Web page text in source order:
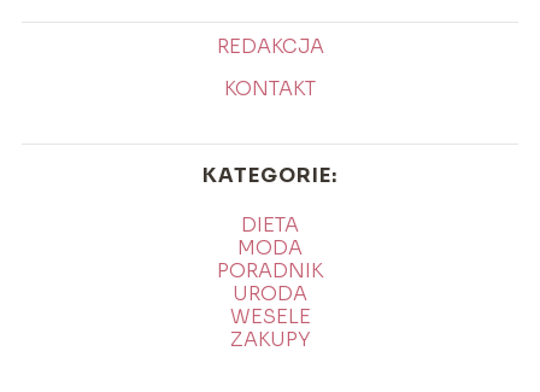
REDAKCJA
KONTAKT
KATEGORIE:
DIETA
MODA
PORADNIK
URODA
WESELE
ZAKUPY